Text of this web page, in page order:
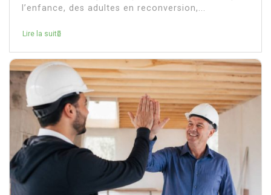
l’enfance, des adultes en reconversion,...
Lire la suite